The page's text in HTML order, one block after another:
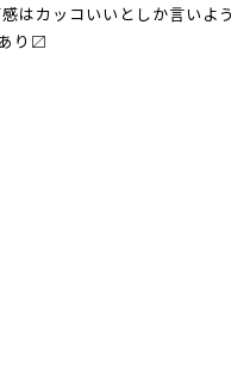
はカッコいいとしか言いよ
り〼